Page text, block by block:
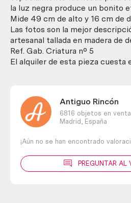
-
la luz negra produce un bonito
Mide 49 cm de alto y 16 cm de
Las fotos son la mejor
artesanal tallada en madera de
Ref. Gab. Criatura nº 5
El alquiler de esta pieza cuesta
Antiguo Rincón
6816 objetos en venta
Madrid,
España
¡Aún no se han encontrado
PREGUNTAR AL